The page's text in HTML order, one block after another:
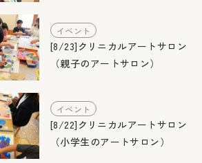
イベント
[8/23]クリニカルアートサロン
（親子のアートサロン）
イベント
[8/22]クリニカルアートサロン
（小学生のアートサロン）